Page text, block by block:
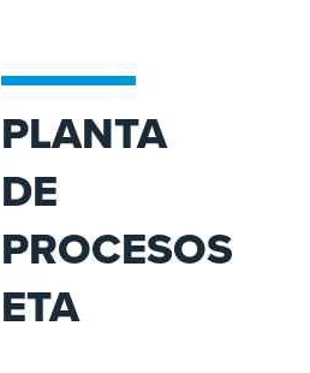
PLANTA
DE
PROCESOS
ETA